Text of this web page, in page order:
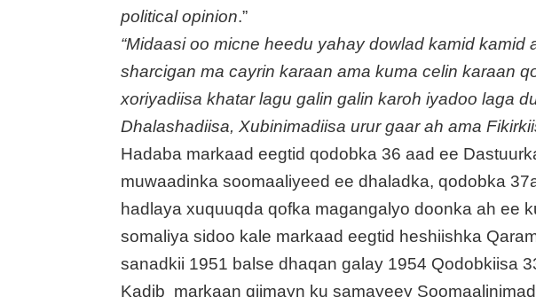
political opinion.”
“Midaasi oo micne heedu yahay dowlad kamid kamid
sharcigan ma cayrin karaan ama kuma celin karaan
xoriyadiisa khatar lagu galin galin karoh iyadoo laga
Dhalashadiisa, Xubinimadiisa urur gaar ah ama
Hadaba markaad eegtid qodobka 36 aad ee
muwaadinka soomaaliyeed ee dhaladka, qodobka
hadlaya xuquuqda qofka magangalyo doonka ah ee
somaliya sidoo kale markaad eegtid heshiishka
sanadkii 1951 balse dhaqan galay 1954 Qodobkiisa
Kadib markaan qiimayn ku samayeey